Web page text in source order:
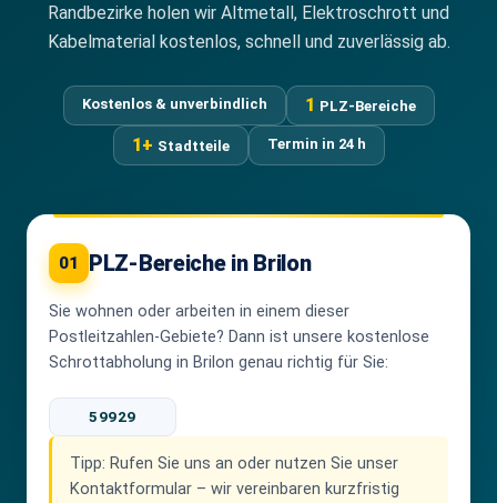
Randbezirke holen wir Altmetall, Elektroschrott und
Kabelmaterial kostenlos, schnell und zuverlässig ab.
Kostenlos & unverbindlich 1 PLZ-Bereiche
1+ Stadtteile Termin in 24 h
01 PLZ-Bereiche in Brilon
Sie wohnen oder arbeiten in einem dieser
Postleitzahlen-Gebiete? Dann ist unsere kostenlose
Schrottabholung in Brilon genau richtig für Sie:
59929
Tipp: Rufen Sie uns an oder nutzen Sie unser
Kontaktformular – wir vereinbaren kurzfristig